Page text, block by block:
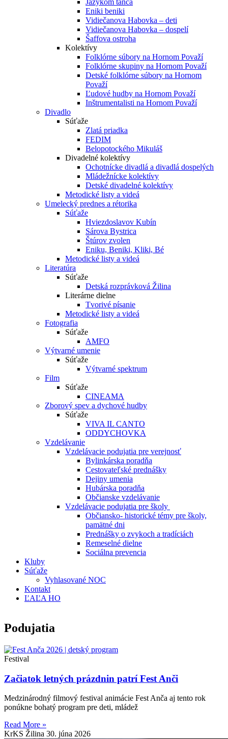
Jazykom tanca
Eniki beniki
Vidiečanova Habovka – deti
Vidiečanova Habovka – dospelí
Šaffova ostroha
Kolektívy
Folklórne súbory na Hornom Považí
Folklórne skupiny na Hornom Považí
Detské folklórne súbory na Hornom
Považí
Ľudové hudby na Hornom Považí
Inštrumentalisti na Hornom Považí
Divadlo
Súťaže
Zlatá priadka
FEDIM
Belopotockého Mikuláš
Divadelné kolektívy
Ochotnícke divadlá a divadlá dospelých
Mládežnícke kolektívy
Detské divadelné kolektívy
Metodické listy a videá
Umelecký prednes a rétorika
Súťaže
Hviezdoslavov Kubín
Sárova Bystrica
Štúrov zvolen
Eniku, Beniki, Kliki, Bé
Metodické listy a videá
Literatúra
Súťaže
Detská rozprávková Žilina
Literárne dielne
Tvorivé písanie
Metodické listy a videá
Fotografia
Súťaže
AMFO
Výtvarné umenie
Súťaže
Výtvarné spektrum
Film
Súťaže
CINEAMA
Zborový spev a dychové hudby
Súťaže
VIVA IL CANTO
ODDYCHOVKA
Vzdelávanie
Vzdelávacie podujatia pre verejnosť
Bylinkárska poradňa
Cestovateľské prednášky
Dejiny umenia
Hubárska poradňa
Občianske vzdelávanie
Vzdelávacie podujatia pre školy
Občiansko- historické témy pre školy,
pamätné dni
Prednášky o zvykoch a tradíciách
Remeselné dielne
Sociálna prevencia
Kluby
Súťaže
Vyhlasované NOC
Kontakt
ĽAĽA HO
Podujatia
Festival
Začiatok letných prázdnin patrí Fest Anči
Medzinárodný filmový festival animácie Fest Anča aj tento rok
ponúkne bohatý program pre deti, mládež
Read More »
KrKS Žilina 30. júna 2026